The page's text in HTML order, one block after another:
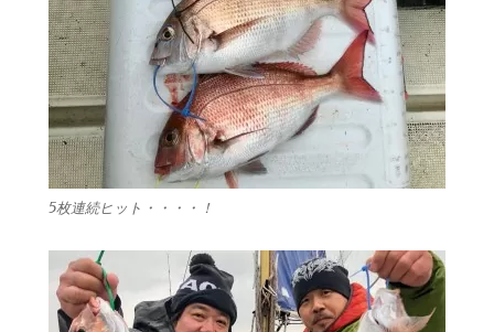
5枚連続ヒット・・・・！